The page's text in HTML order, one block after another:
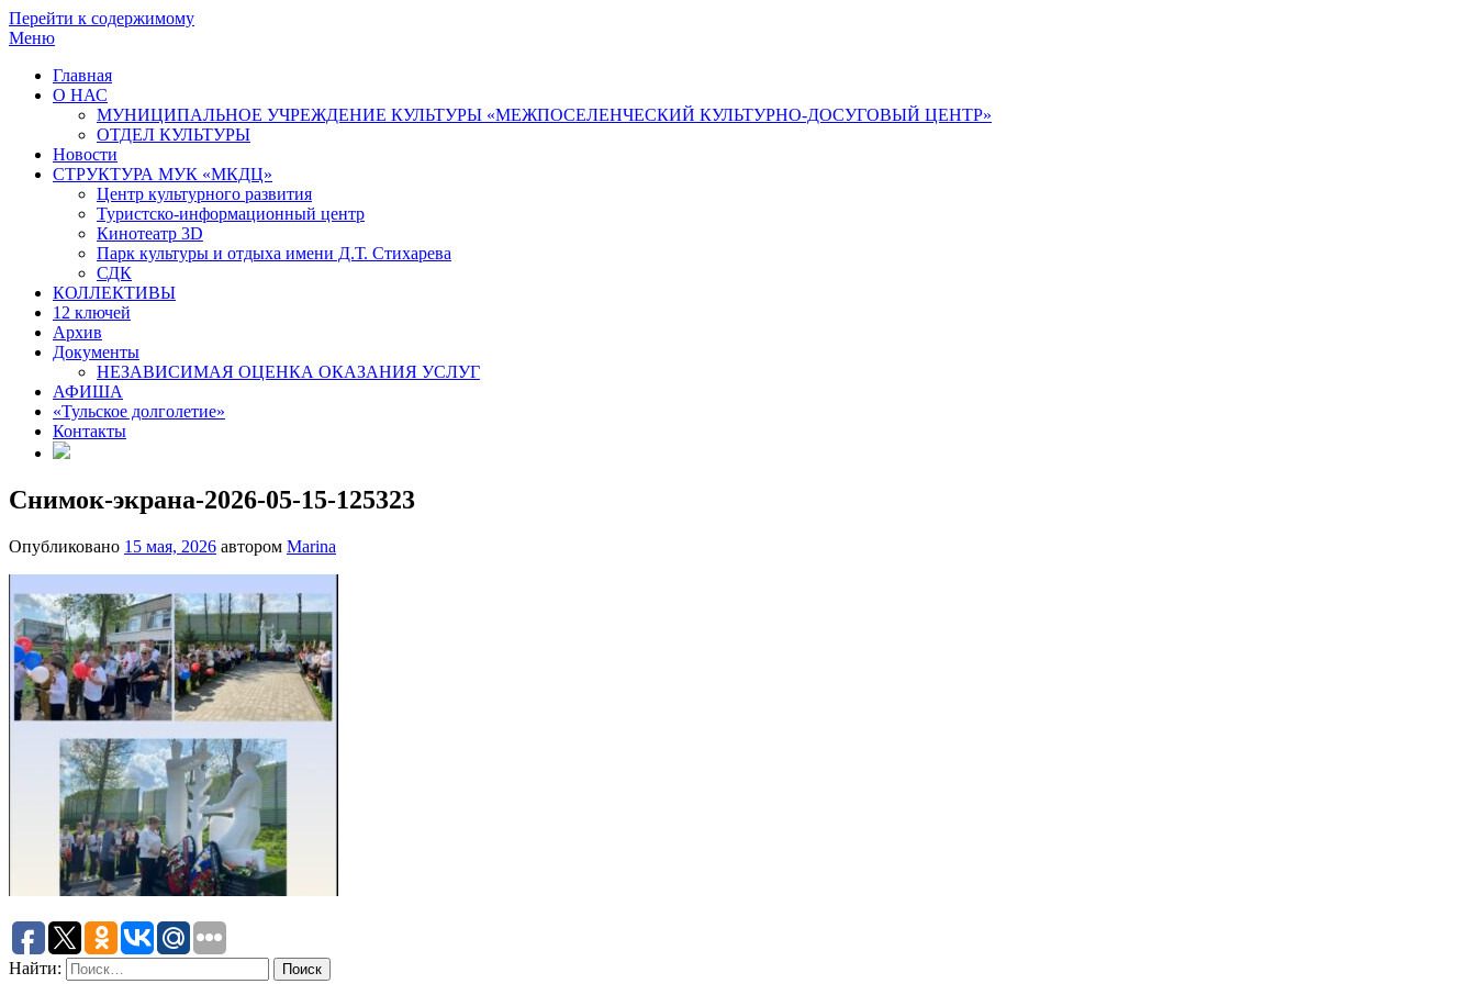
Перейти к содержимому
Меню
Главная
О НАС
МУНИЦИПАЛЬНОЕ УЧРЕЖДЕНИЕ КУЛЬТУРЫ «МЕЖПОСЕЛЕНЧЕСКИЙ КУЛЬТУРНО-ДОСУГОВЫЙ ЦЕНТР»
ОТДЕЛ КУЛЬТУРЫ
Новости
СТРУКТУРА МУК «МКДЦ»
Центр культурного развития
Туристско-информационный центр
Кинотеатр 3D
Парк культуры и отдыха имени Д.Т. Стихарева
СДК
КОЛЛЕКТИВЫ
12 ключей
Архив
Документы
НЕЗАВИСИМАЯ ОЦЕНКА ОКАЗАНИЯ УСЛУГ
АФИША
«Тульское долголетие»
Контакты
Снимок-экрана-2026-05-15-125323
Опубликовано 15 мая, 2026 автором Marina
Найти: